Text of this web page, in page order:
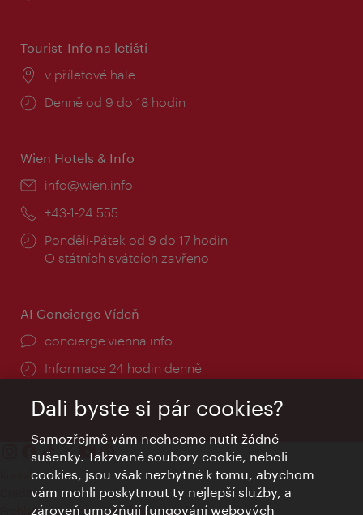
Tourist-Info na letišti
Místo:
v příletové hale
Provozní
Denně od 9 do 18 hodin
Wien Hotels & Info
E-
info@wien.info
Telefon:
+43-1-24 555
Provozní
doba:
Pondělí-Pátek od 9 do 17 hodin
O státních svátcích zavřeno
AI Concierge Vídeň
concierge.vienna.info
Informace 24 hodin denně
Kontakty
Credits
Prohlášení o ochraně osobních údajů
Dali byste si pár cookies?
Samozřejmě vám nechceme nutit žádné
sušenky. Takzvané soubory cookie, neboli
cookies, jsou však nezbytné k tomu, abychom
vám mohli poskytnout ty nejlepší služby, a
zároveň umožňují fungování webových